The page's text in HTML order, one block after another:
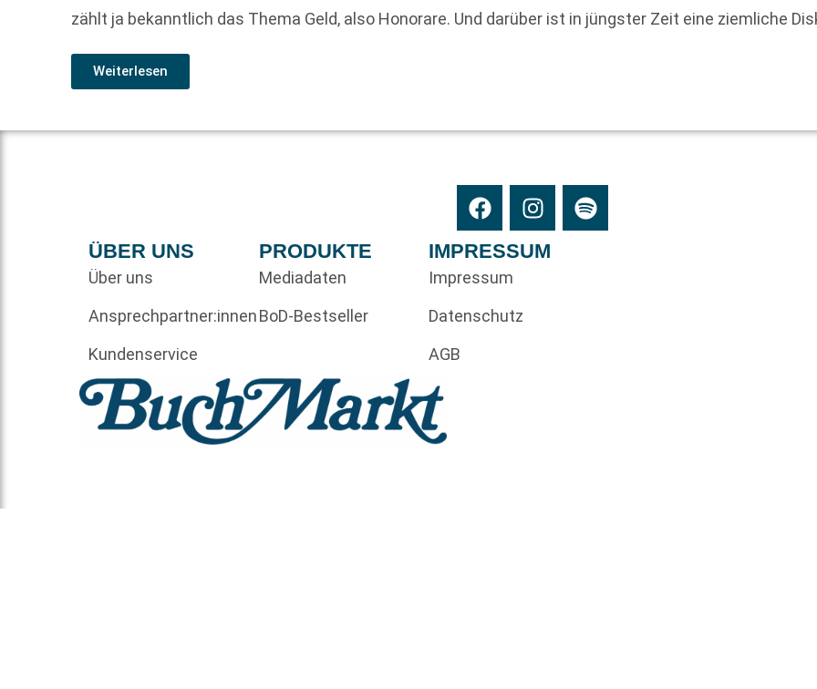
zählt ja bekanntlich das Thema Geld, also Honorare. Und darüber ist in jüngster Zeit eine ziemliche
Weiterlesen
ÜBER UNS
Über uns
Ansprechpartner:innen
Kundenservice
PRODUKTE
Mediadaten
BoD-Bestseller
IMPRESSUM
Impressum
Datenschutz
AGB